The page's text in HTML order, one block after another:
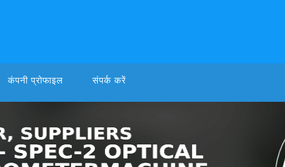
कंपनी प्रोफाइल संपर्क करें